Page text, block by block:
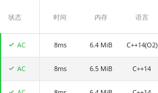
状态 递交者
时间 内存 语言
AC kuang
8ms 6.4 MiB C++14(O2)
AC 储语童
8ms 6.5 MiB C++14